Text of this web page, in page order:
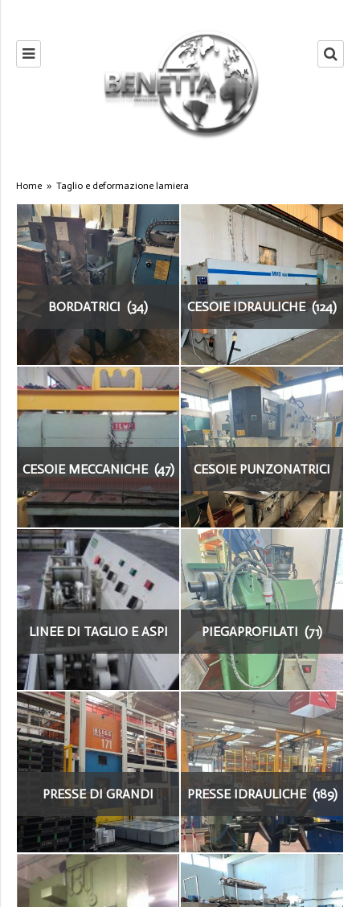
Home » Taglio e deformazione lamiera
BORDATRICI (34) CESOIE IDRAULICHE (124)
CESOIE MECCANICHE (47)
CESOIE PUNZONATRICI
UNIVERSALI MECCANICHE
E IDRAULICHE (57)
LINEE DI TAGLIO E ASPI
PER LAMIERA (15)
PIEGAPROFILATI (71)
PRESSE DI GRANDI
DIMENSIONI (19)
PRESSE IDRAULICHE (189)